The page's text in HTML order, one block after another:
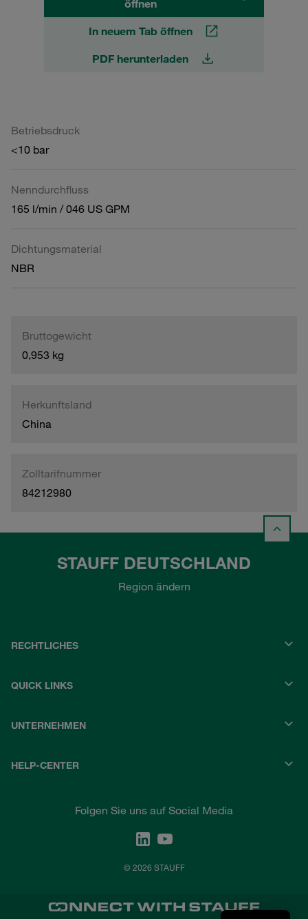
öffnen
In neuem Tab öffnen
PDF herunterladen
Betriebsdruck
<10 bar
Nenndurchfluss
165 l/min / 046 US GPM
Dichtungsmaterial
NBR
Bruttogewicht
0,953 kg
Herkunftsland
China
Zolltarifnummer
84212980
STAUFF DEUTSCHLAND
Region ändern
RECHTLICHES
QUICK LINKS
UNTERNEHMEN
HELP-CENTER
Folgen Sie uns auf Social Media
© 2026 STAUFF